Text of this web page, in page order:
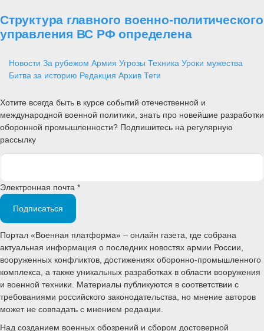
Структура главного военно-политического
управления ВС РФ определена
Новости За рубежом Армия Угрозы Техника Уроки мужества
Битва за историю Редакция Архив Теги
Хотите всегда быть в курсе событий отечественной и
международной военной политики, знать про новейшие разработки
оборонной промышленности? Подпишитесь на регулярную
рассылку
Электронная почта *
Подписаться
Портал «Военная платформа» – онлайн газета, где собрана
актуальная информация о последних новостях армии России,
вооруженных конфликтов, достижениях оборонно-промышленного
комплекса, а также уникальных разработках в области вооружения
и военной техники. Материалы публикуются в соответствии с
требованиями российского законодательства, но мнение авторов
может не совпадать с мнением редакции.
Над созданием военных обозрений и сбором достоверной